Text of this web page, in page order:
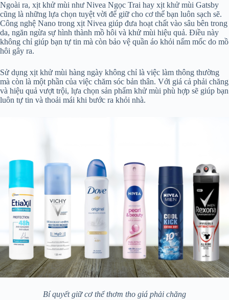
Ngoài ra, xịt khử mùi như Nivea Ngọc Trai hay xịt khử mùi Gatsby
cũng là những lựa chọn tuyệt vời để giữ cho cơ thể bạn luôn sạch sẽ.
Công nghệ Nano trong xịt Nivea giúp đưa hoạt chất vào sâu bên trong
da, ngăn ngừa sự hình thành mồ hôi và khử mùi hiệu quả. Điều này
không chỉ giúp bạn tự tin mà còn bảo vệ quần áo khỏi nấm mốc do mồ
hôi gây ra.
Sử dụng xịt khử mùi hàng ngày không chỉ là việc làm thông thường
mà còn là một phần của việc chăm sóc bản thân. Với giá cả phải chăng
và hiệu quả vượt trội, lựa chọn sản phẩm khử mùi phù hợp sẽ giúp bạn
luôn tự tin và thoải mái khi bước ra khỏi nhà.
Bí quyết giữ cơ thể thơm tho giá phải chăng